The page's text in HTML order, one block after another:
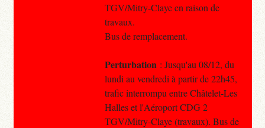
TGV/Mitry-Claye en raison de
travaux.
Bus de remplacement.
Perturbation : Jusqu'au 08/12, du
lundi au vendredi à partir de 22h45,
trafic interrompu entre Châtelet-Les
Halles et l'Aéroport CDG 2
TGV/Mitry-Claye (travaux). Bus de